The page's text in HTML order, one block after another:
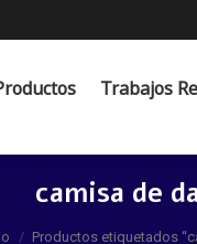
Trabajos
camisa de
aquí:
Productos etiquetados